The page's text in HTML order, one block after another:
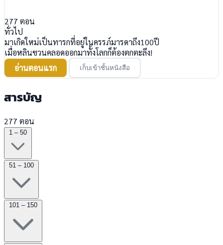
277 ตอน
ทั่วไป
มาเกิดใหม่เป็นทารกที่อยู่ในครรภ์มารดาถึง100ปี
เมื่อหลินซวนคลอดออกมาทั้งโลกก็ต้องตกตะลึง!
อ่านตอนแรก
เก็บเข้าชั้นหนังสือ
สารบัญ
277 ตอน
1 – 50
51 – 100
101 – 150